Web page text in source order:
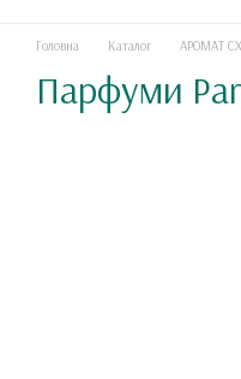
Головна Каталог АРОМАТ
Парфуми